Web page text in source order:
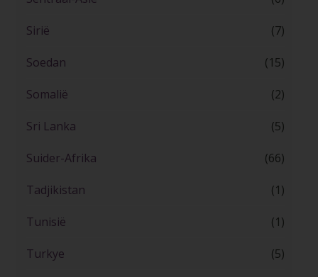
Sirië (7)
Soedan (15)
Somalië (2)
Sri Lanka (5)
Suider-Afrika (66)
Tadjikistan (1)
Tunisië (1)
Turkye (5)